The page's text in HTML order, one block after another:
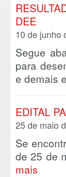
DEE
10 de junho
Segue
para
e demais
EDITAL
25 de maio
Se
de 25 de
mais